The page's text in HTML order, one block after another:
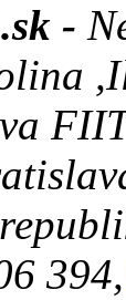
-
394,